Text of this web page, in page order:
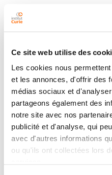
Ce site web utilise des
Les cookies nous
et les annonces, d'offrir des
médias sociaux et
partageons également des
notre site avec nos
publicité et d'analyse, qui
avec d'autres informations
ou qu'ils ont collectées lors